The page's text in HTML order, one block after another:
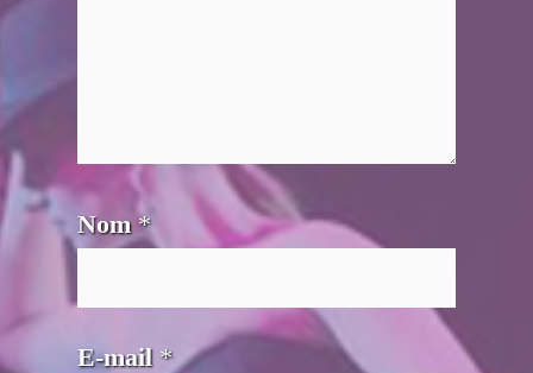
Nom *
E-mail *